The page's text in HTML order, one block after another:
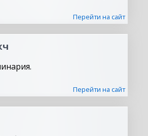
Перейти на сайт
Перейти на сайт